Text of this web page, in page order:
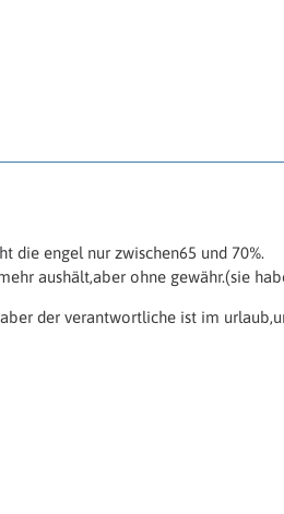
die engel nur zwischen65 und 70%.
aushält,aber ohne gewähr.(sie
der verantwortliche ist im